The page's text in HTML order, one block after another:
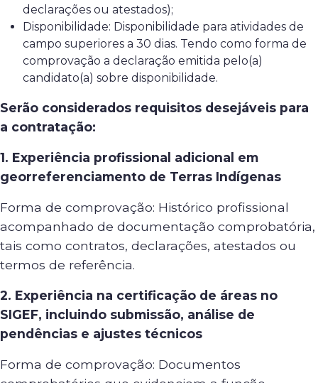
declarações ou atestados);
Disponibilidade: Disponibilidade para atividades de
campo superiores a 30 dias. Tendo como forma de
comprovação a declaração emitida pelo(a)
candidato(a) sobre disponibilidade.
Serão considerados requisitos desejáveis para
a contratação:
1. Experiência profissional adicional em
georreferenciamento de Terras Indígenas
Forma de comprovação: Histórico profissional
acompanhado de documentação comprobatória,
tais como contratos, declarações, atestados ou
termos de referência.
2. Experiência na certificação de áreas no
SIGEF, incluindo submissão, análise de
pendências e ajustes técnicos
Forma de comprovação: Documentos